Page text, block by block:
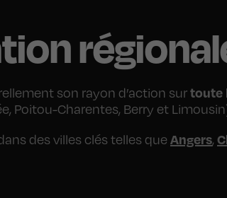
son rayon d’action surtoute
Poitou-Charentes, Berry et
des villes clés telles queAngers,